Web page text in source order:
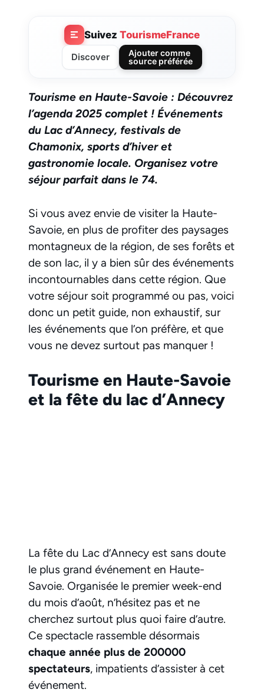
Suivez TourismeFrance
Discover
Ajouter comme
source préférée
Tourisme en Haute-Savoie : Découvrez
l’agenda 2025 complet ! Événements
du Lac d’Annecy, festivals de
Chamonix, sports d’hiver et
gastronomie locale. Organisez votre
séjour parfait dans le 74.
Si vous avez envie de visiter la Haute-
Savoie, en plus de profiter des paysages
montagneux de la région, de ses forêts et
de son lac, il y a bien sûr des événements
incontournables dans cette région. Que
votre séjour soit programmé ou pas, voici
donc un petit guide, non exhaustif, sur
les événements que l’on préfère, et que
vous ne devez surtout pas manquer !
Tourisme en Haute-Savoie
et la fête du lac d’Annecy
La fête du Lac d’Annecy est sans doute
le plus grand événement en Haute-
Savoie. Organisée le premier week-end
du mois d’août, n’hésitez pas et ne
cherchez surtout plus quoi faire d’autre.
Ce spectacle rassemble désormais
chaque année plus de 200000
spectateurs, impatients d’assister à cet
événement.